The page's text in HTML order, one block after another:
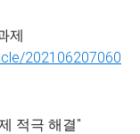
제
202106207060
적극 해결"